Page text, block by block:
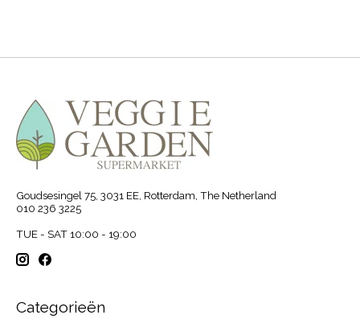
Goudsesingel 75, 3031 EE, Rotterdam, The Netherland
010 236 3225
TUE - SAT 10:00 - 19:00
Categorieën